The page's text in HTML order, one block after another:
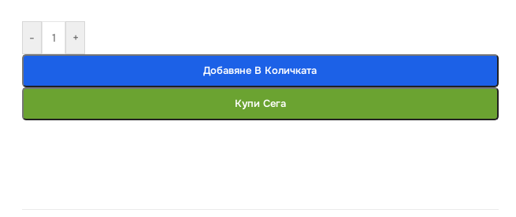
- +
Добавяне В Количката
Купи Сега